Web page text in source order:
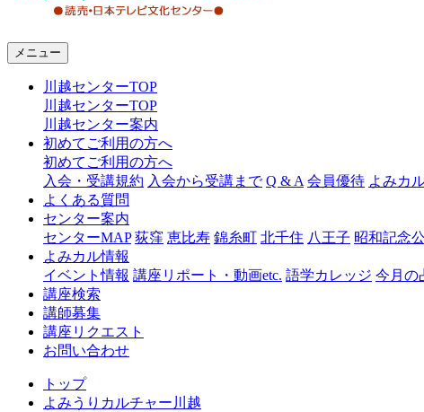
ャ
川
越
メニュー
川越センターTOP
川越センターTOP
川越センター案内
初めてご利用の方へ
初めてご利用の方へ
入会・受講規約 入会から受講まで Q & A 会員優待 よみカ
よくある質問
センター案内
センターMAP 荻窪 恵比寿 錦糸町 北千住 八王子 昭和記念
よみカル情報
イベント情報 講座リポート・動画etc. 語学カレッジ 今月の
講座検索
講師募集
講座リクエスト
お問い合わせ
トップ
よみうりカルチャー川越